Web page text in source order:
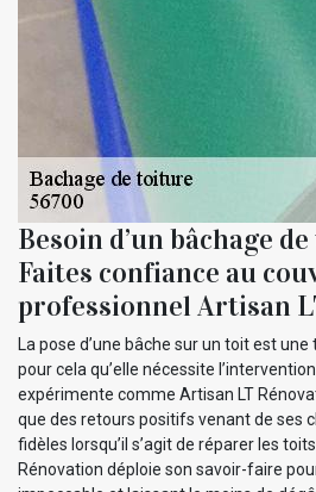
Besoin d’un bâchage
Faites confiance au
professionnel Artisan
La pose d’une bâche sur un toit est
pour cela qu’elle nécessite
expérimente comme Artisan LT
que des retours positifs venant de ses
fidèles lorsqu’il s’agit de réparer les
Rénovation déploie son savoir-faire